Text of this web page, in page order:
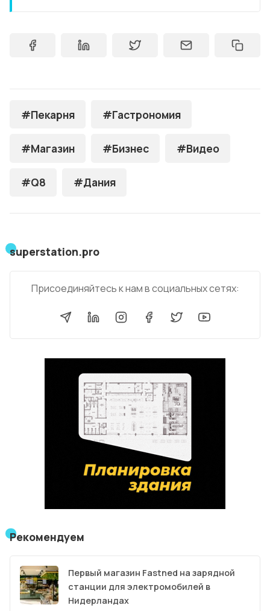
#Пекарня #Гастрономия
#Магазин #Бизнес #Видео
#Q8 #Дания
superstation.pro
Присоединяйтесь к нам в социальных сетях:
Рекомендуем
Первый магазин Fastned на зарядной
станции для электромобилей в
Нидерландах